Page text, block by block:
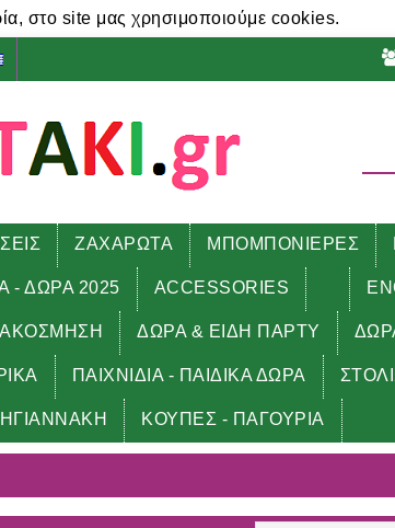
στο site μας χρησιμοποιούμε cookies.
ΖΑΧΑΡΩΤΑ ΜΠΟΜΠΟΝΙΕΡΕΣ
- ΔΩΡΑ 2025 ACCESSORIES
ΔΩΡΑ & ΕΙΔΗ ΠΑΡΤΥ
ΠΑΙΧΝΙΔΙΑ - ΠΑΙΔΙΚΑ ΔΩΡΑ
ΚΟΥΠΕΣ - ΠΑΓΟΥΡΙΑ